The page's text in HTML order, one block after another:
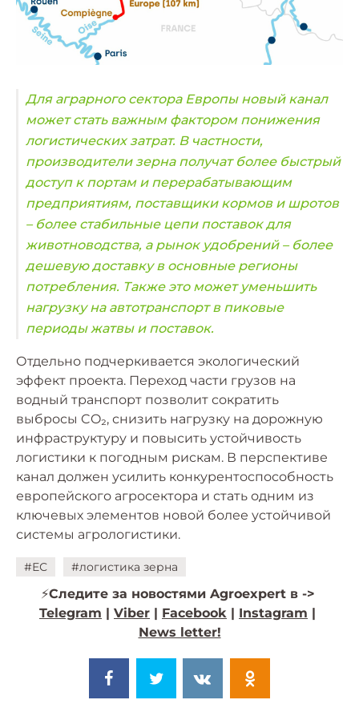
Для аграрного сектора Европы новый канал
может стать важным фактором понижения
логистических затрат. В частности,
производители зерна получат более быстрый
доступ к портам и перерабатывающим
предприятиям, поставщики кормов и шротов
– более стабильные цепи поставок для
животноводства, а рынок удобрений – более
дешевую доставку в основные регионы
потребления. Также это может уменьшить
нагрузку на автотранспорт в пиковые
периоды жатвы и поставок.
Отдельно подчеркивается экологический
эффект проекта. Переход части грузов на
водный транспорт позволит сократить
выбросы CO₂, снизить нагрузку на дорожную
инфраструктуру и повысить устойчивость
логистики к погодным рискам. В перспективе
канал должен усилить конкурентоспособность
европейского агросектора и стать одним из
ключевых элементов новой более устойчивой
системы агрологистики.
#ЕС #логистика зерна
⚡️Следите за новостями Agroexpert в ->
Telegram | Viber | Facebook | Instagram |
News letter!